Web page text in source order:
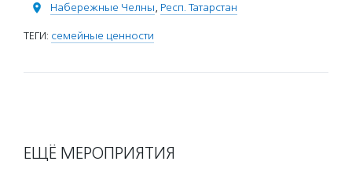
Набережные Челны, Респ. Татарстан
ТЕГИ: семейные ценности
ЕЩЁ МЕРОПРИЯТИЯ